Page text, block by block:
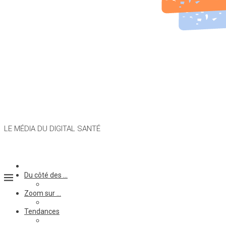
LE MÉDIA DU DIGITAL SANTÉ
Du côté des …
Zoom sur …
Tendances